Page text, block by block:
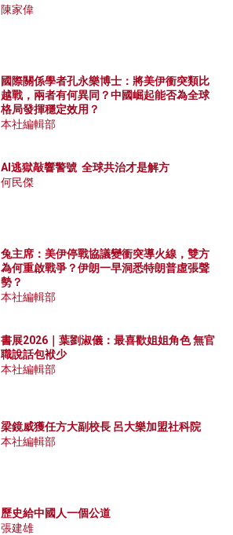
陳家偉
國際關係學者孔永樂博士：將美伊衝突類比
越戰，兩者有何異同？中國崛起能否為全球
格局發揮穩定效用？
本社編輯部
AI逃獄敲響警號 全球共治才是解方
何民傑
兔主席：美伊停戰協議變衝突導火線，雙方
為何重啟戰爭？伊朗一早洞悉特朗普虛張聲
勢？
本社編輯部
書展2026｜葉劉淑儀：最喜歡姐姐角色 無官
職說話包袱少
本社編輯部
梁鏡威獲任方大副校長 呂大樂加盟社科院
本社編輯部
歷史給中國人一個公道
張建雄